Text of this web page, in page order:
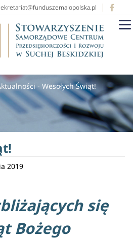
- Wesołych Świąt!
2019
się
Bożego